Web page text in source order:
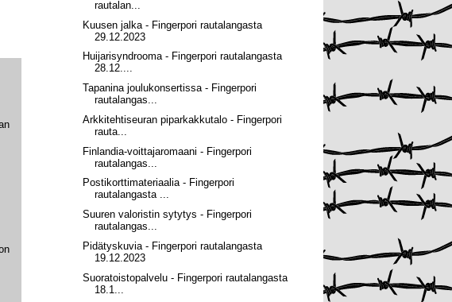
rautalan...
Kuusen jalka - Fingerpori rautalangasta
29.12.2023
Huijarisyndrooma - Fingerpori rautalangasta
28.12....
Tapanina joulukonsertissa - Fingerpori
rautalangas...
Arkkitehtiseuran piparkakkutalo - Fingerpori
rauta...
Finlandia-voittajaromaani - Fingerpori
rautalangas...
Postikorttimateriaalia - Fingerpori
rautalangasta ...
Suuren valoristin sytytys - Fingerpori
rautalangas...
Pidätyskuvia - Fingerpori rautalangasta
19.12.2023
Suoratoistopalvelu - Fingerpori rautalangasta
18.1...